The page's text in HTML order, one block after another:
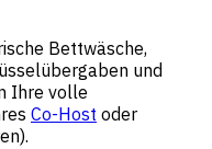
Bettwäsche,
und
Ihre volle
Co-Host oder